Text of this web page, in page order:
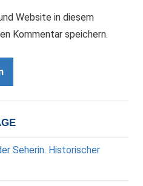
Website in diesem
Kommentar speichern.
Seherin. Historischer